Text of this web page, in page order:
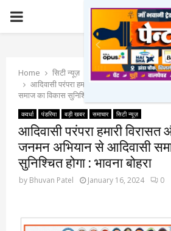
PRIMARY
Home सिटी न्यूज़
कवर्धा
आदिवासी परंपरा हमारी विरासत और गौरव है,
समाज का विकास सुनिश्चित होगा : भावना बोहरा
कवर्धा पंडरिया बड़ी खबर समाचार सिटी न्यूज़
आदिवासी परंपरा हमारी विरासत
जनमन अभियान से आदिवासी
सुनिश्चित होगा : भावना बोहरा
by Bhuvan Patel January 16, 2024 0